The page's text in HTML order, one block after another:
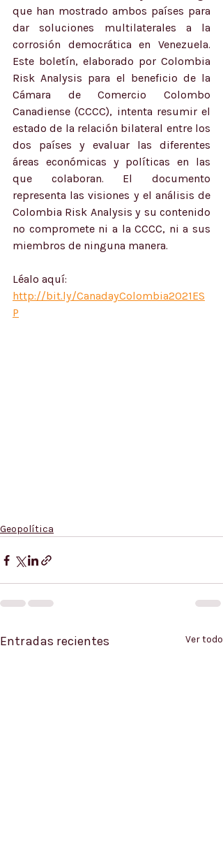
que han mostrado ambos países para
dar soluciones multilaterales a la
corrosión democrática en Venezuela.
Este boletín, elaborado por Colombia
Risk Analysis para el beneficio de la
Cámara de Comercio Colombo
Canadiense (CCCC), intenta resumir el
estado de la relación bilateral entre los
dos países y evaluar las diferentes
áreas económicas y políticas en las
que colaboran. El documento
representa las visiones y el análisis de
Colombia Risk Analysis y su contenido
no compromete ni a la CCCC, ni a sus
miembros de ninguna manera.
Léalo aquí:
http://bit.ly/CanadayColombia2021ES
P
Geopolítica
Entradas recientes Ver todo